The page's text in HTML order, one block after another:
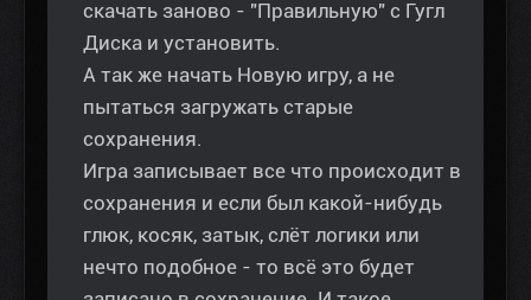
скачать заново - "Правильную" с Гугл
Диска и установить.
А так же начать Новую игру, а не
пытаться загружать старые
сохранения.
Игра записывает все что происходит в
сохранения и если был какой-нибудь
глюк, косяк, затык, слёт логики или
нечто подобное - то всё это будет